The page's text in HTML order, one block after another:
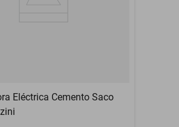
Eléctrica Cemento Saco